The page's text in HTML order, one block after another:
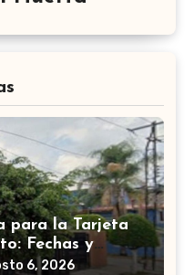
para la Tarjeta
Fechas y
registro
6, 2026